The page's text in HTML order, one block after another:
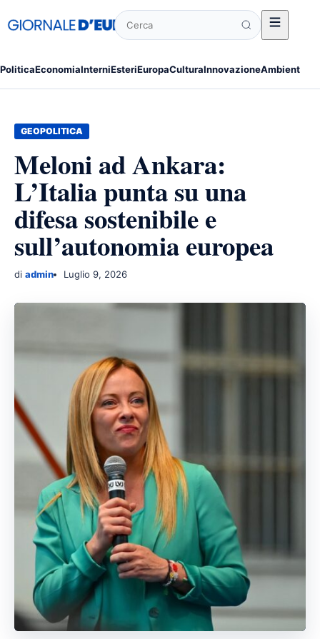
PoliticaEconomiaInterniEsteriEuropaCulturaInnovazioneAmbiente
Cerca
GEOPOLITICA
Meloni ad Ankara:
L’Italia punta su una
difesa sostenibile e
sull’autonomia europea
di admin Luglio 9, 2026